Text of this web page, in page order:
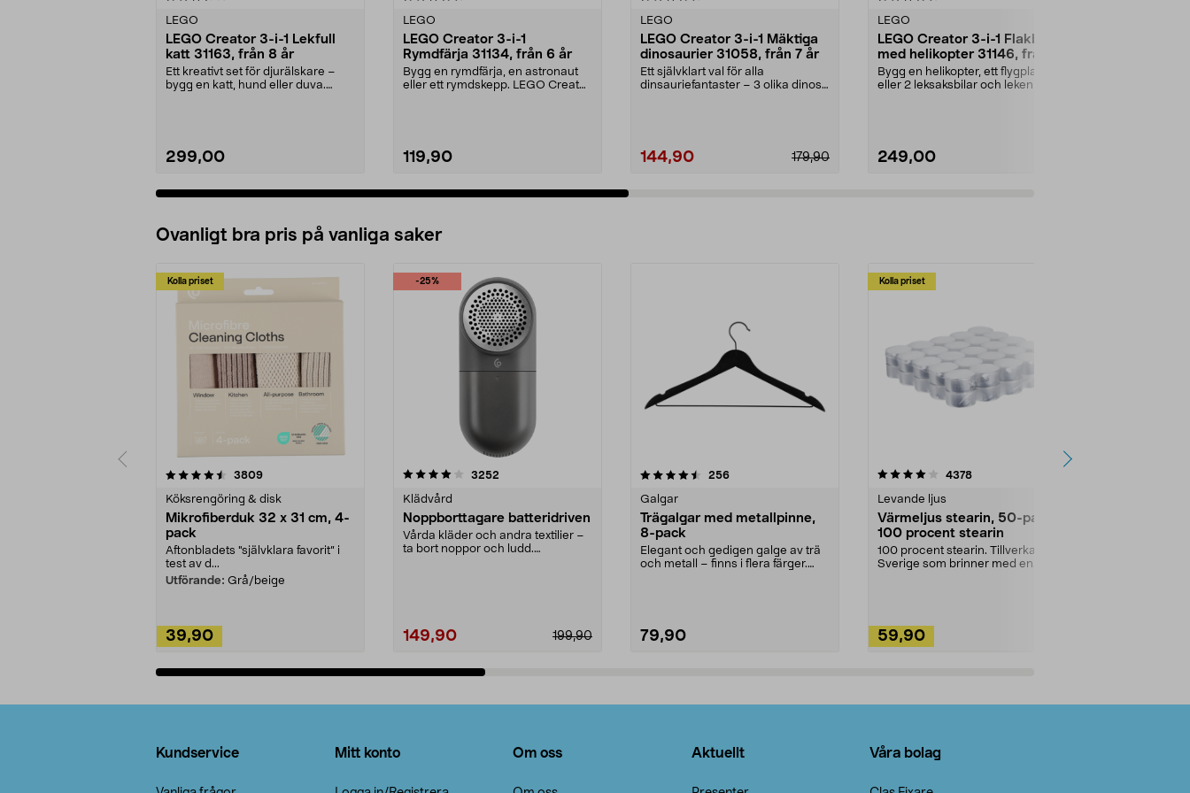
LEGO
LEGO Creator 3-i-1 Lekfull
katt 31163, från 8 år
Ett kreativt set för djurälskare –
bygg en katt, hund eller duva.
299,00
LEGO
LEGO Creator 3-i-1
Rymdfärja 31134, från 6 år
Bygg en rymdfärja, en astronaut
eller ett rymdskepp. LEGO Creator
119,90
LEGO
LEGO Creator 3-i-1 Mäktiga
dinosaurier 31058, från 7 år
Ett självklart val för alla
dinsauriefantaster – 3 olika dinos i
179,90
144,90
LEGO
LEGO Creator 3-i-1 Flakbil
med helikopter 31146, från 7
år
Bygg en helikopter, ett flygplan
eller 2 leksaksbilar och leken kan
249,00
Ovanligt bra pris på vanliga saker
Kolla priset
3809recensioner
Köksrengöring & disk
Mikrofiberduk 32 x 31 cm, 4-
pack
Aftonbladets "självklara favorit” i
test av d...
Utförande: Grå/beige
39,90
-25%
4.0av 5 stjärnor 3252
Klädvård
Noppborttagare batteridriven
Vårda kläder och andra textilier –
ta bort noppor och ludd.
199,90
149,90
4.5av 5 stjärnor 256recensioner
Galgar
Trägalgar med metallpinne,
8-pack
Elegant och gedigen galge av trä
och metall – finns i flera färger.
79,90
Kolla priset
4.0av 5 stjärnor 4378recensioner
Levande ljus
Värmeljus stearin, 50-pack,
100 procent stearin
100 procent stearin. Tillverkade i
Sverige som brinner med en
59,90
4.5av 5 stjärnor
Kundservice Mitt konto Om oss Aktuellt Våra bolag